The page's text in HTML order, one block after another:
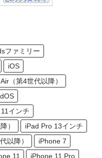
ファミリー
iOS
（第4世代以降）
インチ
）
iPad Pro 13インチ
以降）
iPhone 7
11
iPhone 11 Pro